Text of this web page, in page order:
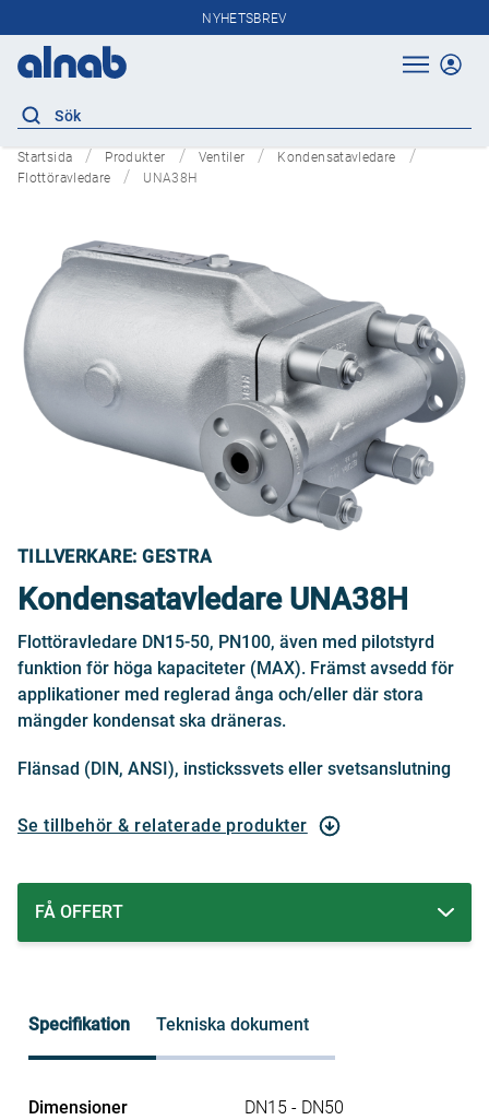
NYHETSBREV
Startsida Produkter Ventiler
Kondensatavledare
Flottöravledare
UNA38H
TILLVERKARE: GESTRA
Kondensatavledare UNA38H
Flottöravledare DN15-50, PN100, även med pilotstyrd
funktion för höga kapaciteter (MAX). Främst avsedd för
applikationer med reglerad ånga och/eller där stora
mängder kondensat ska dräneras.
Flänsad (DIN, ANSI), instickssvets eller svetsanslutning
Se tillbehör & relaterade produkter
FÅ OFFERT
Specifikation Tekniska dokument
Dimensioner
DN15 - DN50